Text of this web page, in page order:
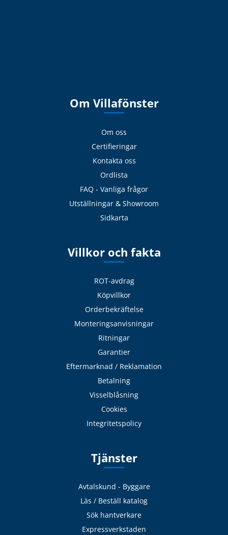
Om Villafönster
Om oss
Certifieringar
Kontakta oss
Ordlista
FAQ - Vanliga frågor
Utställningar & Showroom
Sidkarta
Villkor och fakta
ROT-avdrag
Köpvillkor
Orderbekräftelse
Monteringsanvisningar
Ritningar
Garantier
Eftermarknad / Reklamation
Betalning
Visselblåsning
Cookies
Integritetspolicy
Tjänster
Avtalskund - Byggare
Läs / Beställ katalog
Sök hantverkare
Expressverkstaden